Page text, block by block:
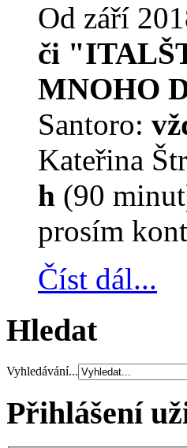
Od září
či
MNOHO
Santoro:
Kateřina
h (90
prosím
Číst dál...
Hledat
Vyhledávání...
Přihlášení